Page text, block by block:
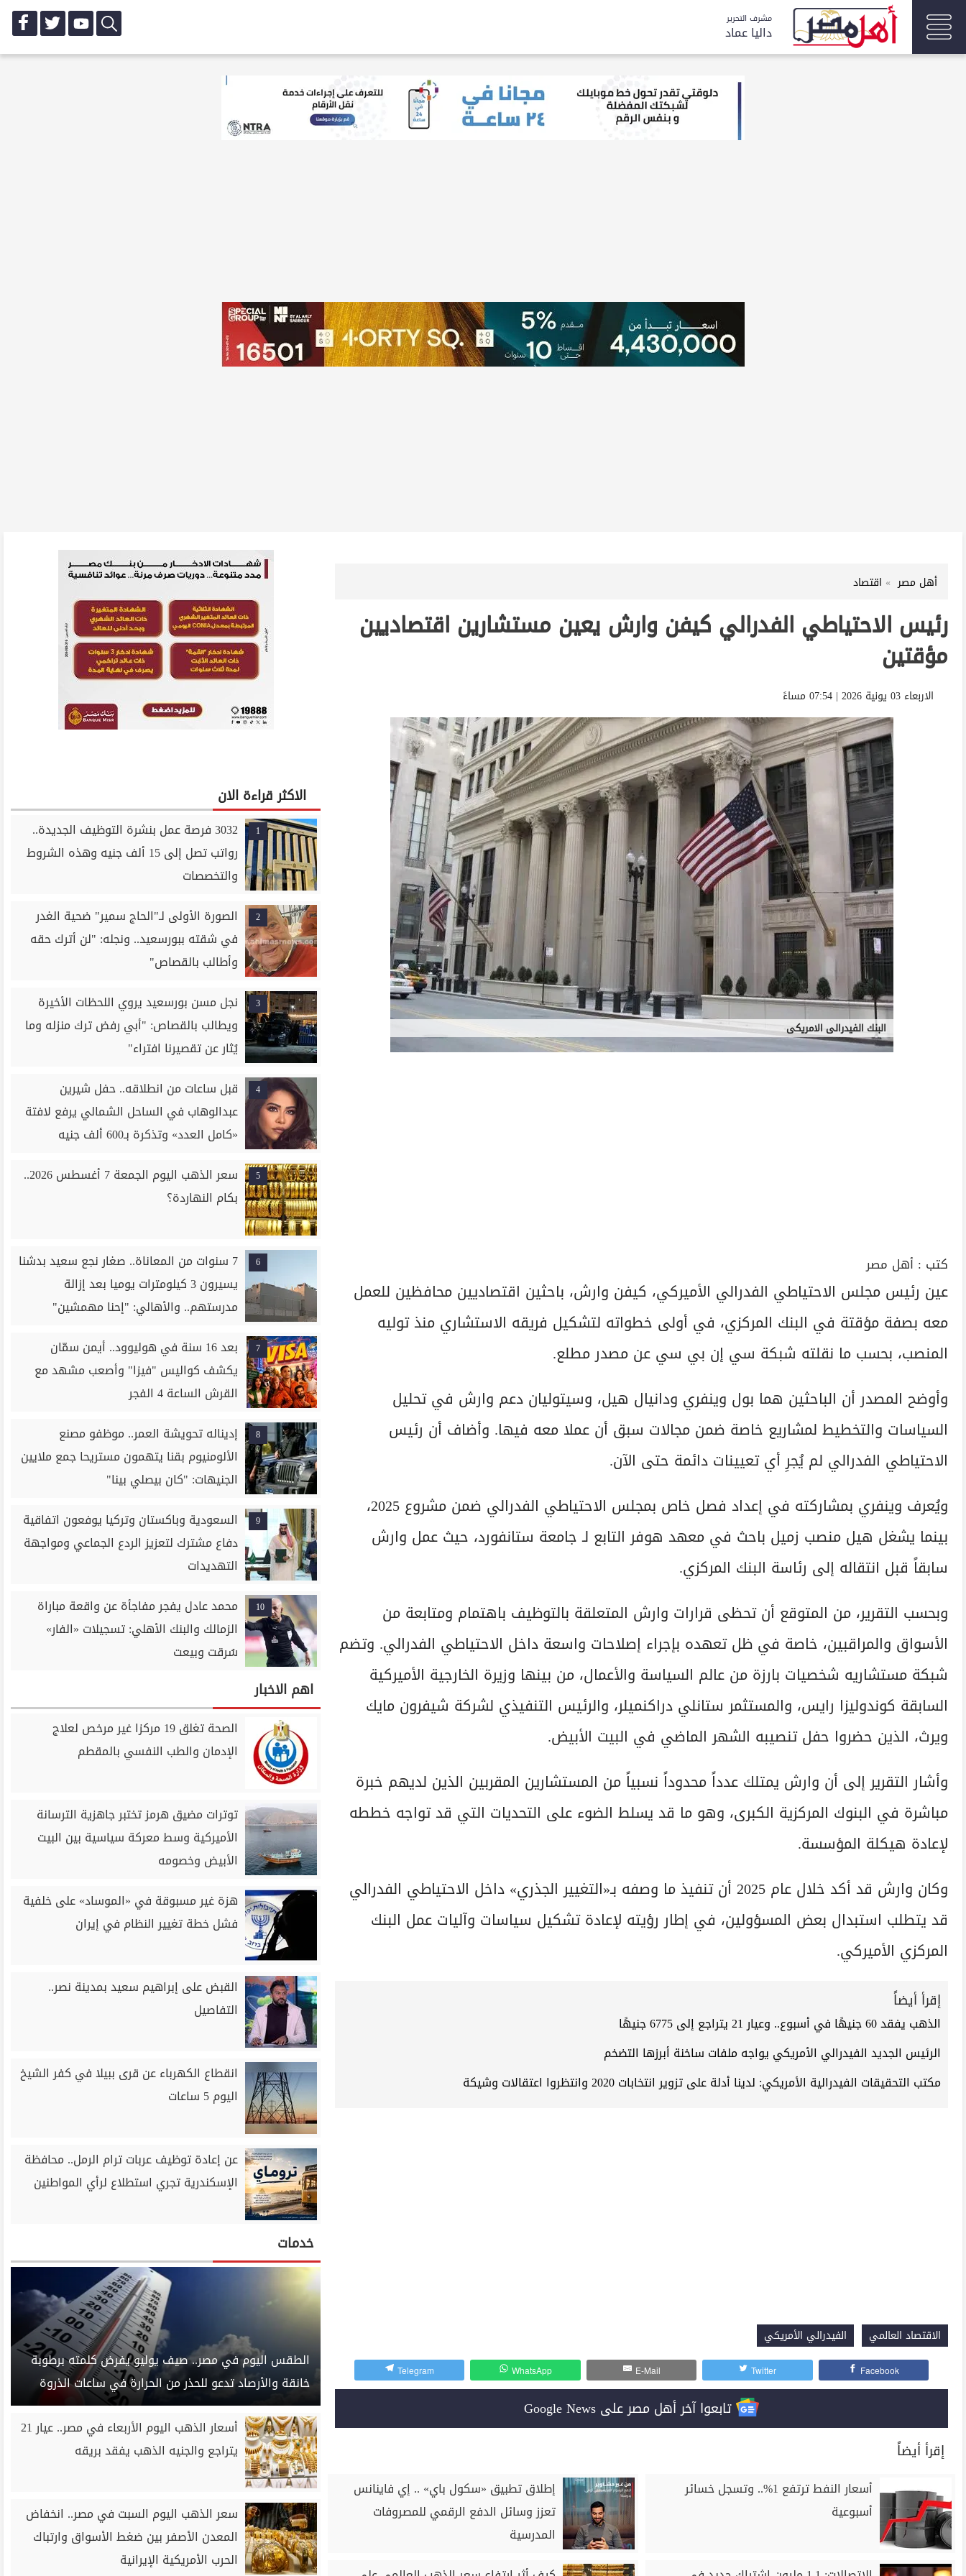
مشرف التحرير
داليا عماد
أهل مصر اقتصاد
رئيس الاحتياطي الفدرالي كيفن وارش يعين مستشارين اقتصاديين
مؤقتين
الاربعاء 03 يونية 2026 | 07:54 مساءً
البنك الفيدرالى الامريكى
كتب : أهل مصر
عين رئيس مجلس الاحتياطي الفدرالي الأميركي، كيفن وارش، باحثين اقتصاديين محافظين للعمل
معه بصفة مؤقتة في البنك المركزي، في أولى خطواته لتشكيل فريقه الاستشاري منذ توليه
المنصب، بحسب ما نقلته شبكة سي إن بي سي عن مصدر مطلع.
وأوضح المصدر أن الباحثين هما بول وينفري ودانيال هيل، وسيتوليان دعم وارش في تحليل
السياسات والتخطيط لمشاريع خاصة ضمن مجالات سبق أن عملا معه فيها. وأضاف أن رئيس
الاحتياطي الفدرالي لم يُجرِ أي تعيينات دائمة حتى الآن.
ويُعرف وينفري بمشاركته في إعداد فصل خاص بمجلس الاحتياطي الفدرالي ضمن مشروع 2025،
بينما يشغل هيل منصب زميل باحث في معهد هوفر التابع لـ جامعة ستانفورد، حيث عمل وارش
سابقاً قبل انتقاله إلى رئاسة البنك المركزي.
وبحسب التقرير، من المتوقع أن تحظى قرارات وارش المتعلقة بالتوظيف باهتمام ومتابعة من
الأسواق والمراقبين، خاصة في ظل تعهده بإجراء إصلاحات واسعة داخل الاحتياطي الفدرالي. وتضم
شبكة مستشاريه شخصيات بارزة من عالم السياسة والأعمال، من بينها وزيرة الخارجية الأميركية
السابقة كوندوليزا رايس، والمستثمر ستانلي دراكنميلر، والرئيس التنفيذي لشركة شيفرون مايك
ويرث، الذين حضروا حفل تنصيبه الشهر الماضي في البيت الأبيض.
وأشار التقرير إلى أن وارش يمتلك عدداً محدوداً نسبياً من المستشارين المقربين الذين لديهم خبرة
مباشرة في البنوك المركزية الكبرى، وهو ما قد يسلط الضوء على التحديات التي قد تواجه خططه
لإعادة هيكلة المؤسسة.
وكان وارش قد أكد خلال عام 2025 أن تنفيذ ما وصفه بـ«التغيير الجذري» داخل الاحتياطي الفدرالي
قد يتطلب استبدال بعض المسؤولين، في إطار رؤيته لإعادة تشكيل سياسات وآليات عمل البنك
المركزي الأميركي.
إقرأ أيضاً
الذهب يفقد 60 جنيهًا في أسبوع.. وعيار 21 يتراجع إلى 6775 جنيهًا
الرئيس الجديد الفيدرالي الأمريكي يواجه ملفات ساخنة أبرزها التضخم
مكتب التحقيقات الفيدرالية الأمريكي: لدينا أدلة على تزوير انتخابات 2020 وانتظروا اعتقالات وشيكة
الاقتصاد العالمي الفيدرالي الأمريكي
Facebook
Twitter
E-Mail
WhatsApp
Telegram
تابعوا آخر أهل مصر على Google News
إقرأ أيضاً
أسعار النفط ترتفع 1%.. وتسجل خسائر
أسبوعية
إطلاق تطبيق «سكول باي» .. إي فاينانس
تعزز وسائل الدفع الرقمي للمصروفات
المدرسية
الاكثر قراءة الان
1
3032 فرصة عمل بنشرة التوظيف الجديدة..
رواتب تصل إلى 15 ألف جنيه وهذه الشروط
والتخصصات
2
الصورة الأولى لـ"الحاج سمير" ضحية الغدر
في شقته ببورسعيد.. ونجله: "لن أترك حقه
وأطالب بالقصاص"
3
نجل مسن بورسعيد يروي اللحظات الأخيرة
ويطالب بالقصاص: "أبي رفض ترك منزله وما
يُثار عن تقصيرنا افتراء"
4
قبل ساعات من انطلاقه.. حفل شيرين
عبدالوهاب في الساحل الشمالي يرفع لافتة
«كامل العدد» وتذكرة بـ600 ألف جنيه
5
سعر الذهب اليوم الجمعة 7 أغسطس 2026..
بكام النهاردة؟
6
7 سنوات من المعاناة.. صغار نجع سعيد بدشنا
يسيرون 3 كيلومترات يوميا بعد إزالة
مدرستهم.. والأهالي: "إحنا مهمشين"
7
بعد 16 سنة في هوليوود.. أيمن سمّان
يكشف كواليس "فيزا" وأصعب مشهد مع
القرش الساعة 4 الفجر
8
إديناله تحويشة العمر.. موظفو مصنع
الألومنيوم بقنا يتهمون مستريحا جمع ملايين
الجنيهات: "كان بيصلي بينا"
9
السعودية وباكستان وتركيا يوفعون اتفاقية
دفاع مشترك لتعزيز الردع الجماعي ومواجهة
التهديدات
10
محمد عادل يفجر مفاجأة عن واقعة مباراة
الزمالك والبنك الأهلي: تسجيلات «الفار»
سُرقت وبيعت
اهم الاخبار
الصحة تغلق 19 مركزا غير مرخص لعلاج
الإدمان والطب النفسي بالمقطم
توترات مضيق هرمز تختبر جاهزية الترسانة
الأميركية وسط معركة سياسية بين البيت
الأبيض وخصومه
هزة غير مسبوقة في «الموساد» على خلفية
فشل خطة تغيير النظام في إيران
القبض على إبراهيم سعيد بمدينة نصر..
التفاصيل
انقطاع الكهرباء عن قرى ببيلا في كفر الشيخ
اليوم 5 ساعات
عن إعادة توظيف عربات ترام الرمل.. محافظة
الإسكندرية تجري استطلاع لرأي المواطنين
خدمات
الطقس اليوم في مصر.. صيف يوليو يفرض كلمته برطوبة
خانقة والأرصاد تدعو للحذر من الحرارة في ساعات الذروة
أسعار الذهب اليوم الأربعاء في مصر.. عيار 21
يتراجع والجنيه الذهب يفقد بريقه
سعر الذهب اليوم السبت في مصر.. انخفاض
المعدن الأصفر بين ضغط الأسواق وارتباك
الحرب الأمريكية الإيرانية